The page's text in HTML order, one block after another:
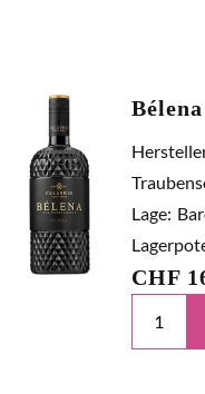
Lage:
CHF